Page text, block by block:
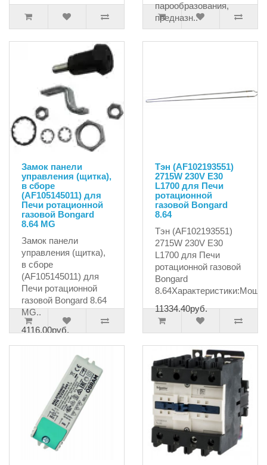
парообразования,
предназн..
Замок панели
управления (щитка),
в сборе
(AF105145011) для
Печи ротационной
газовой Bongard
8.64 MG
Замок панели
управления (щитка),
в сборе
(AF105145011) для
Печи ротационной
газовой Bongard 8.64
MG..
4116.00руб.
Тэн (AF102193551)
2715W 230V E30
L1700 для Печи
ротационной
газовой Bongard
8.64
Тэн (AF102193551)
2715W 230V E30
L1700 для Печи
ротационной газовой
Bongard
11334.40руб.